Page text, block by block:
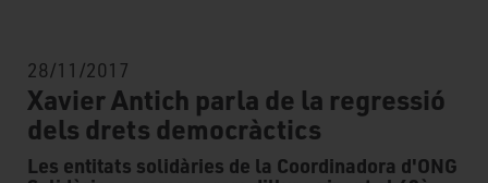
28/11/2017
Xavier Antich parla de la regressió
dels drets democràctics
Les entitats solidàries de la Coordinadora d'ONG